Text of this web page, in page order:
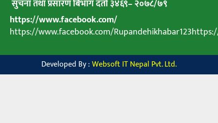
सुचना तथा प्रसारण बिभाग दर्ता ३४६९–२०७८/७९
https://www.facebook.com/
https://www.facebook.com/
Developed By :Websoft IT Nepal Pvt. Ltd.